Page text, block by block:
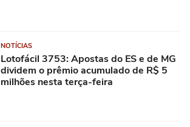
NOTÍCIAS
Lotofácil 3753: Apostas do ES e de MG
dividem o prêmio acumulado de R$ 5
milhões nesta terça-feira